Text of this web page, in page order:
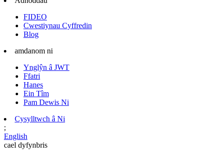
FIDEO
Cwestiynau Cyffredin
Blog
amdanom ni
Ynglŷn â JWT
Ffatri
Hanes
Ein Tîm
Pam Dewis Ni
Cysylltwch â Ni
;
English
cael dyfynbris